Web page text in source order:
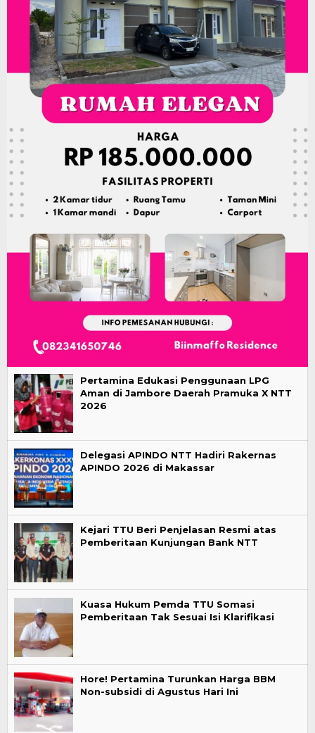
Pertamina Edukasi Penggunaan LPG
Aman di Jambore Daerah Pramuka X NTT
2026
Delegasi APINDO NTT Hadiri Rakernas
APINDO 2026 di Makassar
Kejari TTU Beri Penjelasan Resmi atas
Pemberitaan Kunjungan Bank NTT
Kuasa Hukum Pemda TTU Somasi
Pemberitaan Tak Sesuai Isi Klarifikasi
Hore! Pertamina Turunkan Harga BBM
Non-subsidi di Agustus Hari Ini